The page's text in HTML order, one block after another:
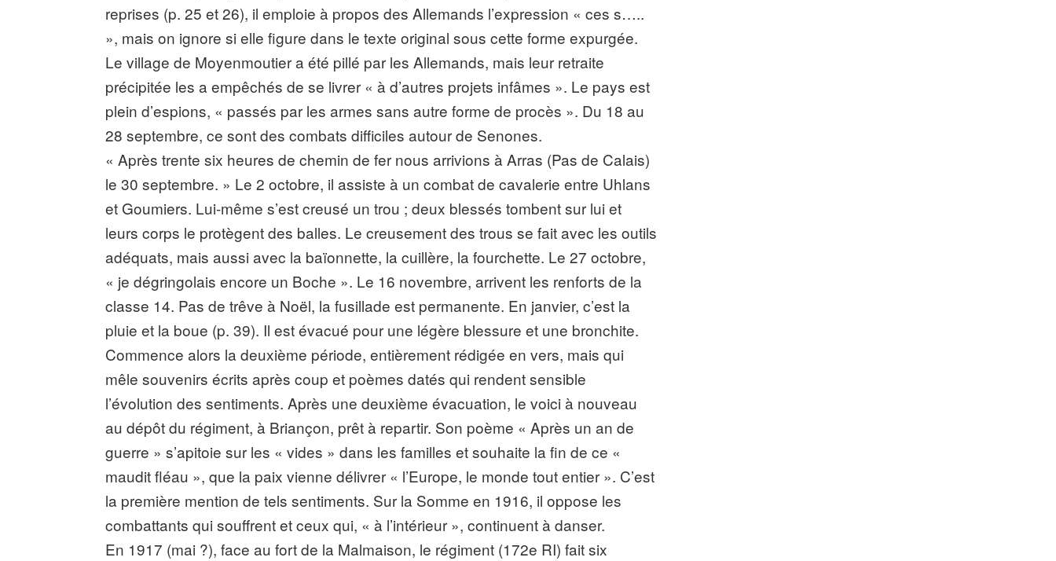
reprises (p. 25 et 26), il emploie à propos des Allemands l’expression « ces s…..
», mais on ignore si elle figure dans le texte original sous cette forme expurgée.
Le village de Moyenmoutier a été pillé par les Allemands, mais leur retraite
précipitée les a empêchés de se livrer « à d’autres projets infâmes ». Le pays est
plein d’espions, « passés par les armes sans autre forme de procès ». Du 18 au
28 septembre, ce sont des combats difficiles autour de Senones.
« Après trente six heures de chemin de fer nous arrivions à Arras (Pas de Calais)
le 30 septembre. » Le 2 octobre, il assiste à un combat de cavalerie entre Uhlans
et Goumiers. Lui-même s’est creusé un trou ; deux blessés tombent sur lui et
leurs corps le protègent des balles. Le creusement des trous se fait avec les outils
adéquats, mais aussi avec la baïonnette, la cuillère, la fourchette. Le 27 octobre,
« je dégringolais encore un Boche ». Le 16 novembre, arrivent les renforts de la
classe 14. Pas de trêve à Noël, la fusillade est permanente. En janvier, c’est la
pluie et la boue (p. 39). Il est évacué pour une légère blessure et une bronchite.
Commence alors la deuxième période, entièrement rédigée en vers, mais qui
mêle souvenirs écrits après coup et poèmes datés qui rendent sensible
l’évolution des sentiments. Après une deuxième évacuation, le voici à nouveau
au dépôt du régiment, à Briançon, prêt à repartir. Son poème « Après un an de
guerre » s’apitoie sur les « vides » dans les familles et souhaite la fin de ce «
maudit fléau », que la paix vienne délivrer « l’Europe, le monde tout entier ». C’est
la première mention de tels sentiments. Sur la Somme en 1916, il oppose les
combattants qui souffrent et ceux qui, « à l’intérieur », continuent à danser.
En 1917 (mai ?), face au fort de la Malmaison, le régiment (172e RI) fait six